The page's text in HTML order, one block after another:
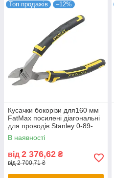
Топ продажів –12%
Кусачки бокорізи для160 мм
FatMax посилені діагональні
для проводів Stanley 0-89-
860
В наявності
від 2 376,62 ₴
від 2 700,71 ₴